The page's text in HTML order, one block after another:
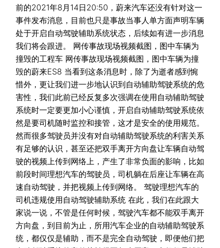
前的2021年8月14日20:50，蔚来汽车还没有针对这一
事件发布消息，目前也只是事故当事人单方面声明车辆
处于开启自动驾驶辅助系统状态，后续如有进一步消息
我们将会跟进。 网传事故现场视频截图，图中车辆为
撞毁的工程车 网传事故现场视频截图，图中车辆为撞
毁的蔚来ES8 当看到这条消息时，除了为逝者感到惋
惜外，更让我们进一步地认识到自动辅助驾驶系统的危
害性，我们此前已经反复多次强调在使用自动辅助驾驶
系统时一定要更加小心谨慎，开启自动辅助驾驶系统依
然是要司机随时监控和接管，这才是安全的使用规范。
然而很多驾驶员并没有对自动辅助驾驶系统的利害关系
有足够的认识，甚至还把双手离开方向盘让车辆自动驾
驶的视频上传到网络上，产生了非常负面的影响，比如
前段时间理想汽车的驾驶员，司机躺在后座让车辆在高
速自动驾驶，并把视频上传到网络。 驾驶理想汽车的
司机违规使用自动驾驶辅助系统 在此，我们在此跟大
家说一说，不管是任何时候，驾驶汽车都不能双手离开
方向盘，到目前为止，所用汽车企业的自动辅助驾驶系
统，都仅仅是辅助，而不是完全自动驾驶，即便他们把